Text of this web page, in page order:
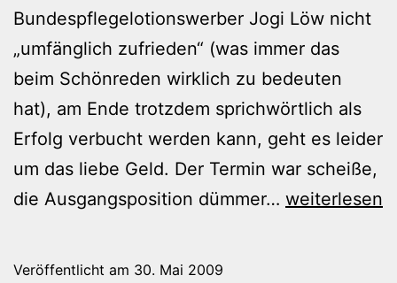
Bundespflegelotionswerber Jogi Löw nicht
„umfänglich zufrieden“ (was immer das
beim Schönreden wirklich zu bedeuten
hat), am Ende trotzdem sprichwörtlich als
Erfolg verbucht werden kann, geht es leider
um das liebe Geld. Der Termin war scheiße,
die Ausgangsposition dümmer… Zum
weiterlesen
Veröffentlicht am 30. Mai 2009